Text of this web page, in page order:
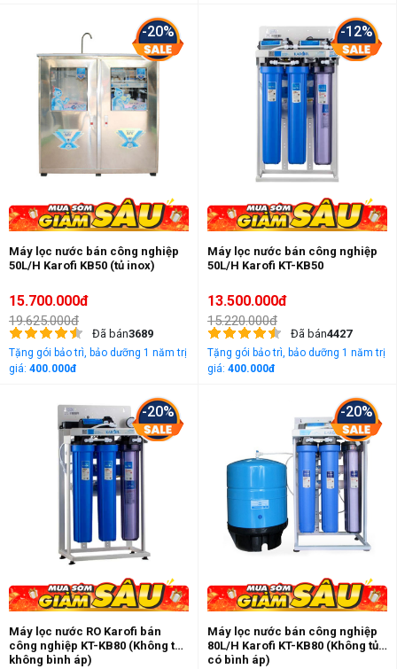
-20%
Máy lọc nước bán công nghiệp
50L/H Karofi KB50 (tủ inox)
15.700.000đ
19.625.000đ
Đã bán3689
Tặng gói bảo trì, bảo dưỡng 1 năm trị
giá: 400.000đ
-12%
Máy lọc nước bán công nghiệp
50L/H Karofi KT-KB50
13.500.000đ
15.220.000đ
Đã bán4427
Tặng gói bảo trì, bảo dưỡng 1 năm trị
giá: 400.000đ
-20%
Máy lọc nước RO Karofi bán
công nghiệp KT-KB80 (Không tủ,
không bình áp)
-20%
Máy lọc nước bán công nghiệp
80L/H Karofi KT-KB80 (Không tủ,
có bình áp)